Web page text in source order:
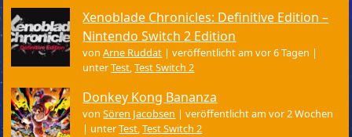
Xenoblade Chronicles: Definitive Edition –
Nintendo Switch 2 Edition
vonArne Ruddat |veröffentlicht am vor 6 Tagen |
unterTest,Test Switch 2
Donkey Kong Bananza
vonSören Jacobsen |veröffentlicht am vor 2 Wochen
| unterTest,Test Switch 2